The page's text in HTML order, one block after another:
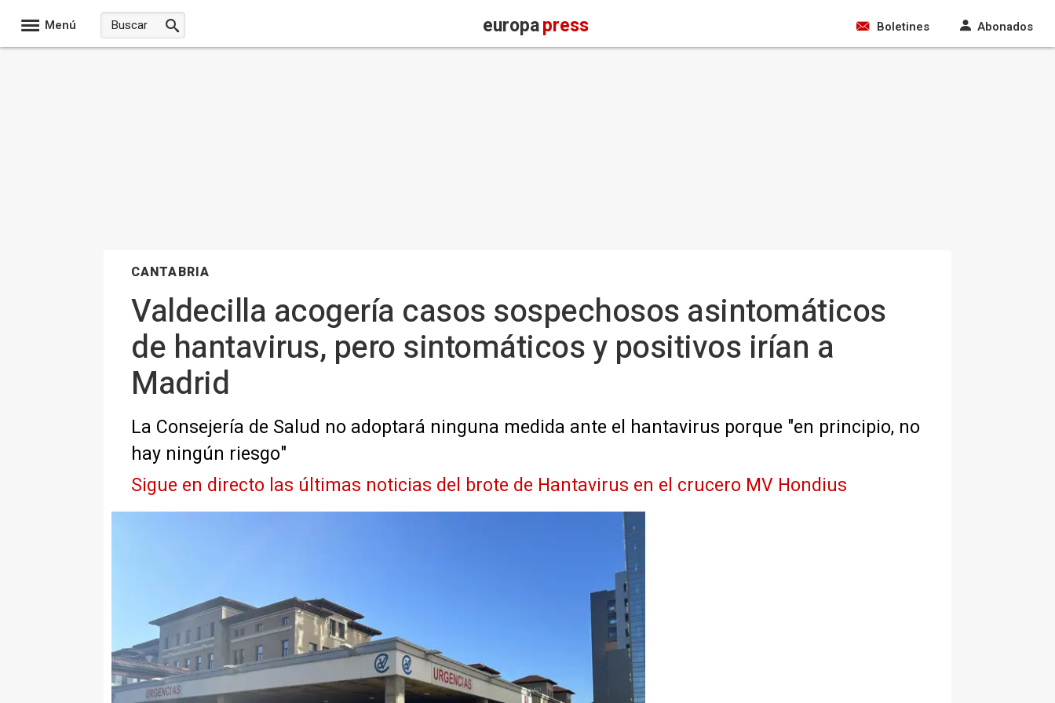
Menú europapress Boletines Abonados
CANTABRIA
Valdecilla acogería casos sospechosos asintomáticos
de hantavirus, pero sintomáticos y positivos irían a
Madrid
La Consejería de Salud no adoptará ninguna medida ante el hantavirus porque "en principio, no
hay ningún riesgo"
Sigue en directo las últimas noticias del brote de Hantavirus en el crucero MV Hondius